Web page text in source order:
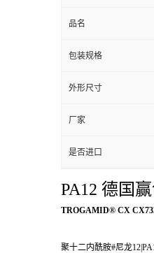
品名
包装规格
外形尺寸
厂家
是否进口
PA12 德国
TROGAMID® CX
聚十二内酰胺#尼龙